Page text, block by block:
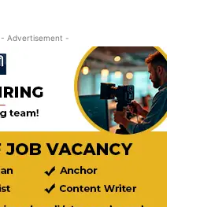
- Advertisement -